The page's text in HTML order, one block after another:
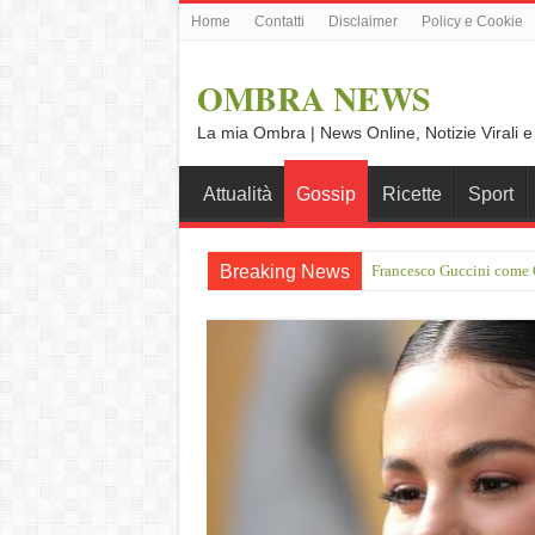
Home Contatti Disclaimer Policy e Cookie
OMBRA NEWS
La mia Ombra | News Online, Notizie Virali
Attualità Gossip Ricette Sport
Breaking News Francesco Guccini come
Vince Tempera: “Il mio